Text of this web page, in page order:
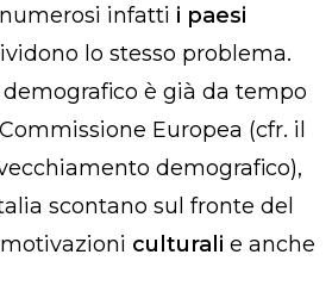
infatti i paesi
lo stesso problema.
demografico è già da tempo
Europea (cfr. il
demografico),
scontano sul fronte del
culturali e anche